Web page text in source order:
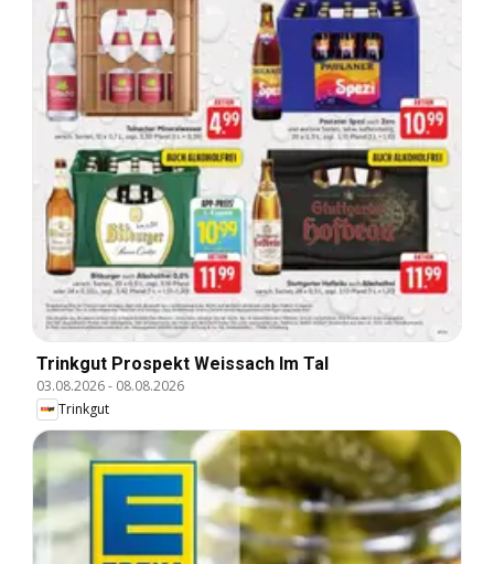
Trinkgut Prospekt Weissach Im Tal
03.08.2026- 08.08.2026
Trinkgut